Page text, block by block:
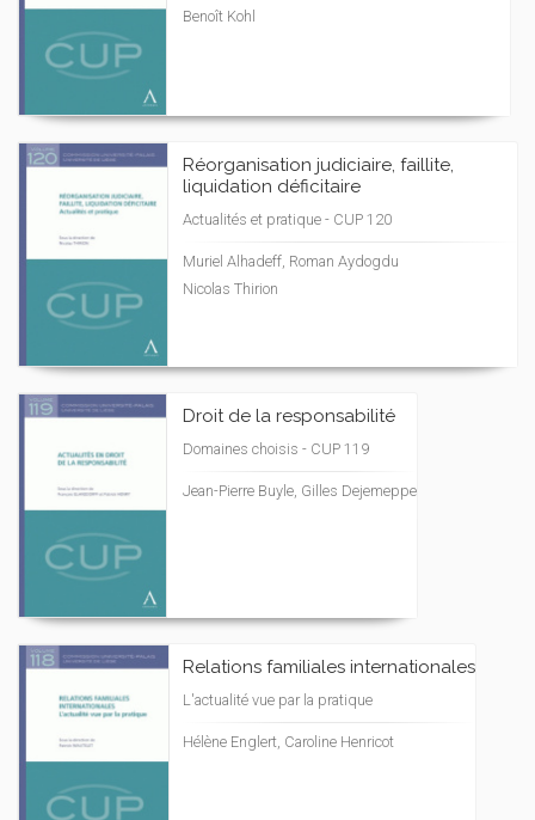
Benoît Kohl
Réorganisation judiciaire, faillite,
liquidation déficitaire
Actualités et pratique - CUP 120
Muriel Alhadeff, Roman Aydogdu
Nicolas Thirion
Droit de la responsabilité
Domaines choisis - CUP 119
Jean-Pierre Buyle, Gilles Dejemeppe
Relations familiales internationales
L'actualité vue par la pratique
Hélène Englert, Caroline Henricot